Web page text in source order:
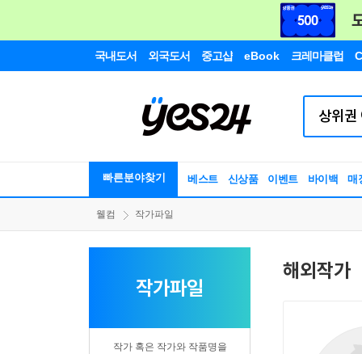
국내도서 외국도서 중고샵 eBook 크레마클럽
빠른분야찾기 베스트 신상품 이벤트 바이백 매
웰컴 작가파일
작가파일
작가 혹은 작가와 작품명을
해외작가